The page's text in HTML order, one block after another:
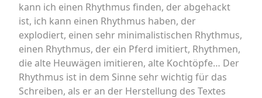
kann ich einen Rhythmus finden, der abgehackt
ist, ich kann einen Rhythmus haben, der
explodiert, einen sehr minimalistischen Rhythmus,
einen Rhythmus, der ein Pferd imitiert, Rhythmen,
die alte Heuwägen imitieren, alte Kochtöpfe… Der
Rhythmus ist in dem Sinne sehr wichtig für das
Schreiben, als er an der Herstellung des Textes